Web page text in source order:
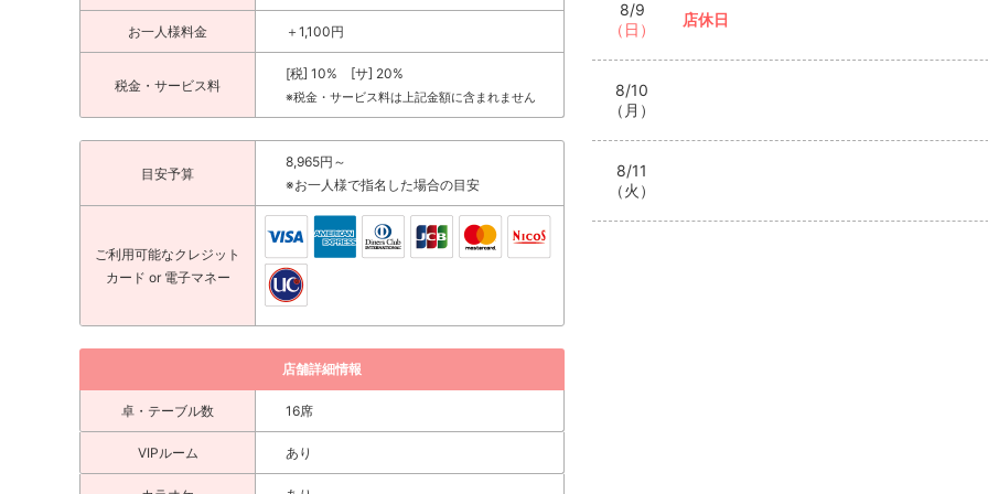
8/9
（日）
店休日
8/10
（月）
8/11
（火）
お一人様料金 ＋1,100円
税金・サービス料
[税] 10% [サ] 20%
※税金・サービス料は上記金額に含まれません
目安予算
8,965円～
※お一人様で指名した場合の目安
ご利用可能なクレジット
カード or 電子マネー
店舗詳細情報
卓・テーブル数 16席
VIPルーム あり